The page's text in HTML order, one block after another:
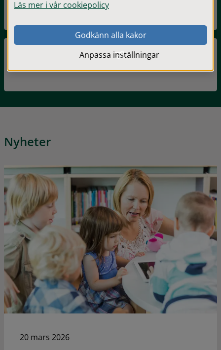
Öppen förskola
Nyheter
20 mars 2026
Läs mer i vår cookiepolicy
Godkänn alla kakor
Anpassa inställningar